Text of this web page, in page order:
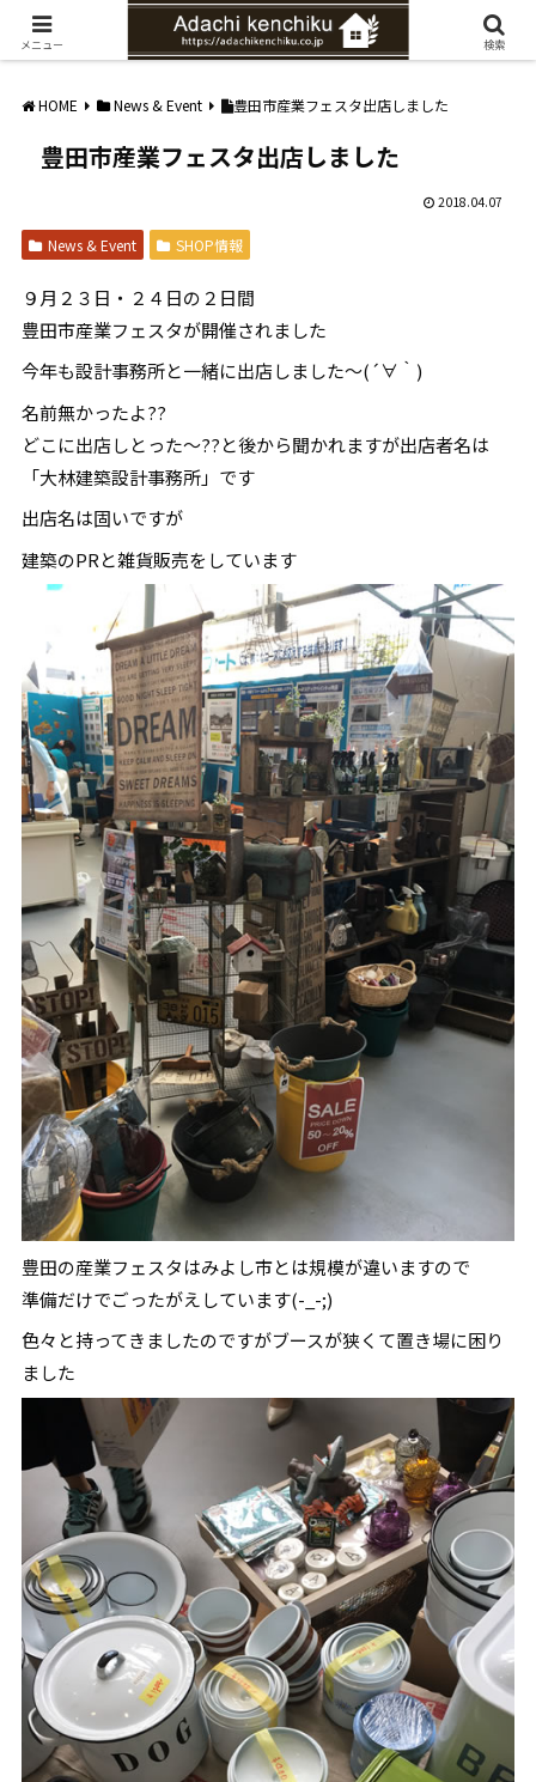
愛知県みよし市の工務店。自然素材を使ったナチュラルな家づくりをご提案
HOME News & Event 豊田市産業フェスタ出店しました
豊田市産業フェスタ出店しました
2018.04.07
News & Event SHOP情報
９月２３日・２４日の２日間
豊田市産業フェスタが開催されました
今年も設計事務所と一緒に出店しました～(´∀｀)
名前無かったよ??
どこに出店しとった～??と後から聞かれますが出店者名は
「大林建築設計事務所」です
出店名は固いですが
建築のPRと雑貨販売をしています
豊田の産業フェスタはみよし市とは規模が違いますので
準備だけでごったがえしています(-_-;)
色々と持ってきましたのですがブースが狭くて置き場に困り
ました
メニュー 検索